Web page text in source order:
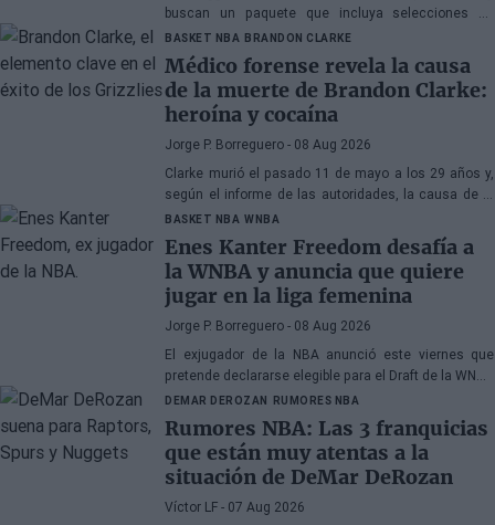
buscan un paquete que incluya selecciones de
primera ronda, jóvenes talentos o una combinación
de ambos
BASKET NBA BRANDON CLARKE
Médico forense revela la causa
de la muerte de Brandon Clarke:
heroína y cocaína
Jorge P. Borreguero - 08 Aug 2026
Clarke murió el pasado 11 de mayo a los 29 años y,
según el informe de las autoridades, la causa de la
muerte fueron los efectos de la heroína y la cocaína
BASKET NBA WNBA
Enes Kanter Freedom desafía a
la WNBA y anuncia que quiere
jugar en la liga femenina
Jorge P. Borreguero - 08 Aug 2026
El exjugador de la NBA anunció este viernes que
pretende declararse elegible para el Draft de la WNBA
de 2027
DEMAR DEROZAN RUMORES NBA
Rumores NBA: Las 3 franquicias
que están muy atentas a la
situación de DeMar DeRozan
Víctor LF - 07 Aug 2026